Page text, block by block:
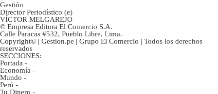
Gestión
Director Periodístico (e)
VÍCTOR MELGAREJO
© Empresa Editora El Comercio S.A.
Calle Paracas #532, Pueblo Libre, Lima.
Copyright© | Gestion.pe | Grupo El Comercio | Todos los derechos
reservados
SECCIONES:
Portada -
Economía -
Mundo -
Perú -
Tu Dinero -